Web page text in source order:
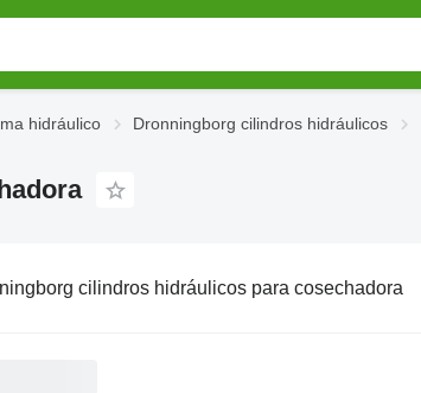
hidráulico Dronningborg cilindros hidráulicos
cilindros hidráulicos para cosechadora